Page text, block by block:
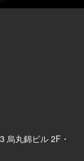
烏丸錦ビル 2F・